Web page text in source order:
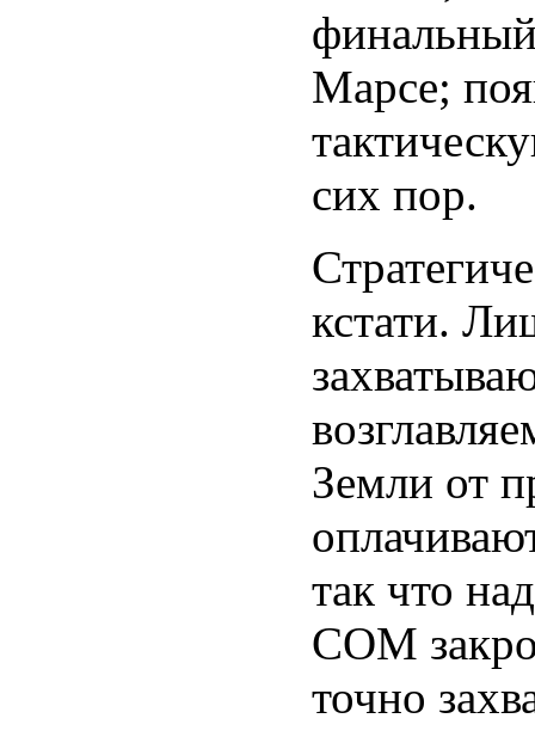
Марсе;
сих пор.
кстати.
Земли от
так что
COM
точно